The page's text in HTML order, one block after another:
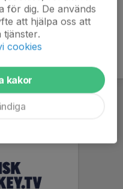
för dig. De används
att hjälpa oss att
cookies
kakor